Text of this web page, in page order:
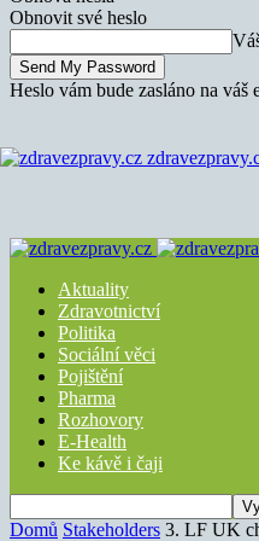
Obnovit své heslo
Heslo vám bude zasláno na váš
Aktuality
Zdravotnictví
Politika
Sociální věci
Pojištění
Pharma
Rozhovory
E-Health
Ke kávě i čaji
Domů Stakeholders 3. LF UK